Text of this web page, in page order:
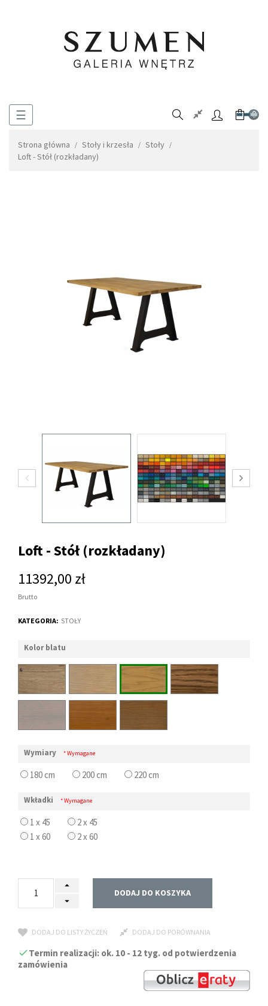
Toggle
☰ 0
Strona główna Stoły i krzesła
Stoły
Loft - Stół (rozkładany)
Loft - Stół (rozkładany)
11392,00 zł
Brutto
KATEGORIA: STOŁY
Kolor blatu
Wymiary * Wymagane
180 cm 200 cm 220 cm
Wkładki * Wymagane
1 x 45
2 x 45
1 x 60
2 x 60
DODAJ DO KOSZYKA
DODAJ DO LISTY ŻYCZEŃ DODAJ DO PORÓWNANIA
Termin realizacji: ok. 10 - 12 tyg. od potwierdzenia
zamówienia